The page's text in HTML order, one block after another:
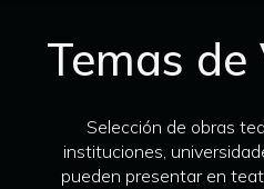
Temas
Selección de obras
instituciones,
pueden presentar en